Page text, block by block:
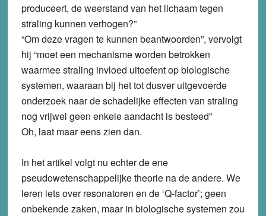
produceert, de weerstand van het lichaam tegen
straling kunnen verhogen?”
“Om deze vragen te kunnen beantwoorden”, vervolgt
hij “moet een mechanisme worden betrokken
waarmee straling invloed uitoefent op biologische
systemen, waaraan bij het tot dusver uitgevoerde
onderzoek naar de schadelijke effecten van straling
nog vrijwel geen enkele aandacht is besteed”
Oh, laat maar eens zien dan.
In het artikel volgt nu echter de ene
pseudowetenschappelijke theorie na de andere. We
leren iets over resonatoren en de ‘Q-factor’; geen
onbekende zaken, maar in biologische systemen zou